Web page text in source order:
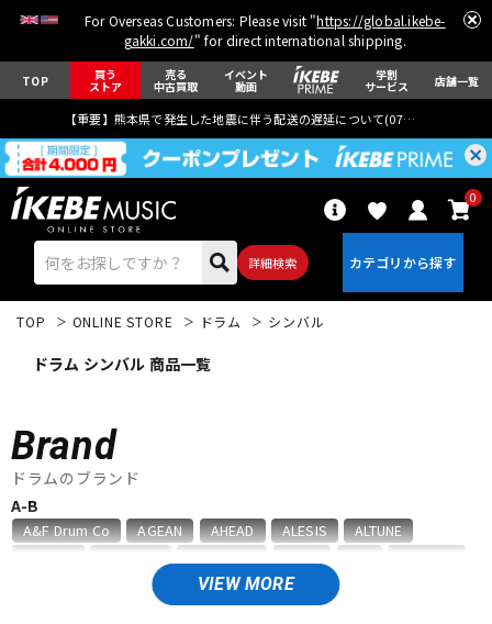
For Overseas Customers: Please visit "https://global.ikebe-
gakki.com/" for direct international shipping.
TOP 買う
ストア
売る
中古買取
イベント
動画
学割
サービス 店舗一覧
【重要】熊本県で発生した地震に伴う配送の遅延について(07月29日
詳細検索
0
エレキギター
ベース ウクレレ
パーカッション
TOP ONLINE STORE ドラム シンバル
ドラム シンバル 商品一覧
Brand
ドラムのブランド
VIEW MORE
A-B
A&F Drum Co AGEAN AHEAD ALESIS
ALTUNE
basiner BASS DRUM O's
Beato
BIG FAT SNARE DRUM
BONNEY DRUM JAPAN